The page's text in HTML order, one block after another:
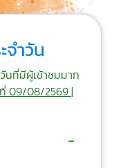
ำวัน
นที่มีผู้เข้าชมมาก
09/08/2569 |
-